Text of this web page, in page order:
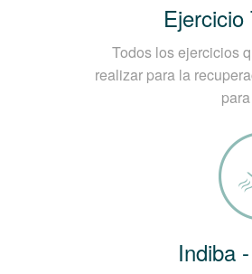
movilización
Fumar,
¿Cómo se
El examen clínico
estabiliza y
realizar una
rotador es la
Todos los ejercicios
realizar para la
Indiba